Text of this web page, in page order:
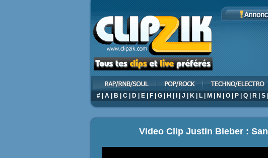
# A B C D E F G H J K L M N O P Q R S
Video Clip Justin Bieber :